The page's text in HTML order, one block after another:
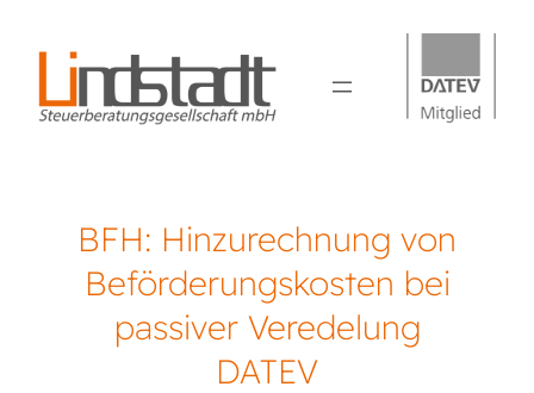
BFH: Hinzurechnung von
Beförderungskosten bei
passiver Veredelung
DATEV